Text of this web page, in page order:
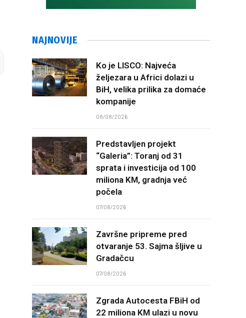
NAJNOVIJE
Ko je LISCO: Najveća
željezara u Africi dolazi u
BiH, velika prilika za domaće
kompanije
08/08/2026
Predstavljen projekt
“Galeria”: Toranj od 31
sprata i investicija od 100
miliona KM, gradnja već
počela
07/08/2026
Završne pripreme pred
otvaranje 53. Sajma šljive u
Gradačcu
07/08/2026
Zgrada Autocesta FBiH od
22 miliona KM ulazi u novu